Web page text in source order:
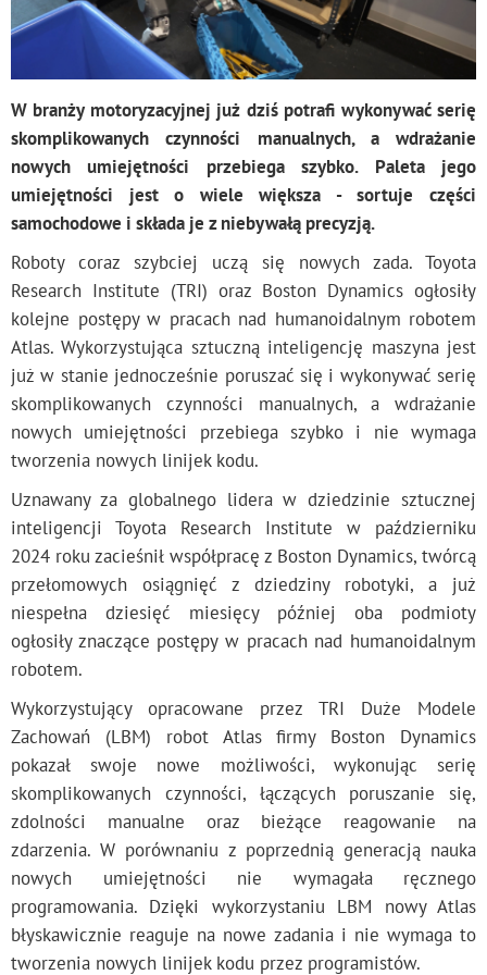
W branży motoryzacyjnej już dziś potrafi wykonywać serię
skomplikowanych czynności manualnych, a wdrażanie
nowych umiejętności przebiega szybko. Paleta jego
umiejętności jest o wiele większa - sortuje części
samochodowe i składa je z niebywałą precyzją.
Roboty coraz szybciej uczą się nowych zada. Toyota
Research Institute (TRI) oraz Boston Dynamics ogłosiły
kolejne postępy w pracach nad humanoidalnym robotem
Atlas. Wykorzystująca sztuczną inteligencję maszyna jest
już w stanie jednocześnie poruszać się i wykonywać serię
skomplikowanych czynności manualnych, a wdrażanie
nowych umiejętności przebiega szybko i nie wymaga
tworzenia nowych linijek kodu.
Uznawany za globalnego lidera w dziedzinie sztucznej
inteligencji Toyota Research Institute w październiku
2024 roku zacieśnił współpracę z Boston Dynamics, twórcą
przełomowych osiągnięć z dziedziny robotyki, a już
niespełna dziesięć miesięcy później oba podmioty
ogłosiły znaczące postępy w pracach nad humanoidalnym
robotem.
Wykorzystujący opracowane przez TRI Duże Modele
Zachowań (LBM) robot Atlas firmy Boston Dynamics
pokazał swoje nowe możliwości, wykonując serię
skomplikowanych czynności, łączących poruszanie się,
zdolności manualne oraz bieżące reagowanie na
zdarzenia. W porównaniu z poprzednią generacją nauka
nowych umiejętności nie wymagała ręcznego
programowania. Dzięki wykorzystaniu LBM nowy Atlas
błyskawicznie reaguje na nowe zadania i nie wymaga to
tworzenia nowych linijek kodu przez programistów.